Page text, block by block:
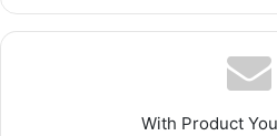
With Product